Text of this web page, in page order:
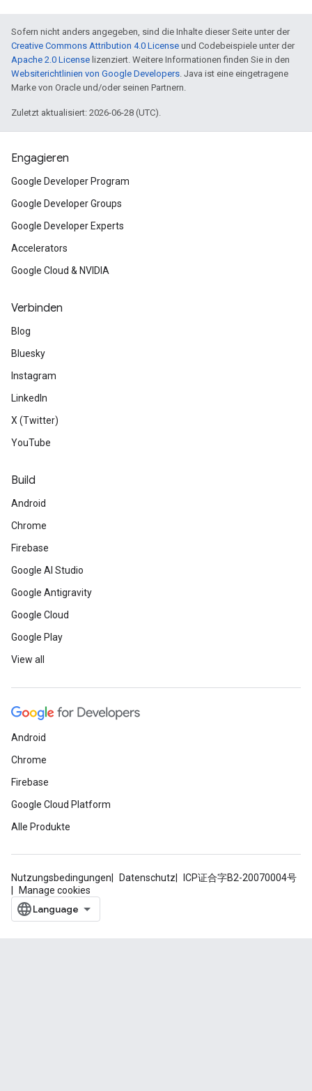
Sofern nicht anders angegeben, sind die Inhalte dieser Seite unter der
Creative Commons Attribution 4.0 License und Codebeispiele unter der
Apache 2.0 License lizenziert. Weitere Informationen finden Sie in den
Websiterichtlinien von Google Developers . Java ist eine eingetragene
Marke von Oracle und/oder seinen Partnern.
Zuletzt aktualisiert: 2026-06-28 (UTC).
Engagieren
Google Developer Program
Google Developer Groups
Google Developer Experts
Accelerators
Google Cloud & NVIDIA
Verbinden
Blog
Bluesky
Instagram
LinkedIn
X (Twitter)
YouTube
Build
Android
Chrome
Firebase
Google AI Studio
Google Antigravity
Google Cloud
Google Play
View all
Android
Chrome
Firebase
Google Cloud Platform
Alle Produkte
Nutzungsbedingungen Datenschutz
ICP证合字B2-20070004号
Manage cookies